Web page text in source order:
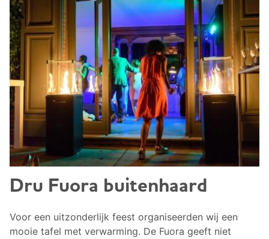
AFSPRAAK MAKEN
Dru Fuora buitenhaard
Voor een uitzonderlijk feest organiseerden wij een
mooie tafel met verwarming. De Fuora geeft niet